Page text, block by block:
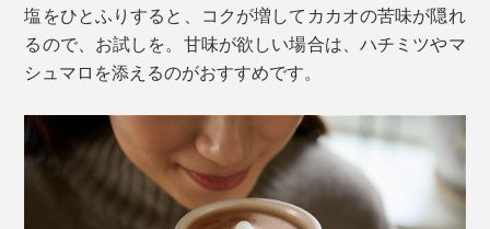
塩をひとふりすると、コクが増してカカオの苦味が隠れ
るので、お試しを。甘味が欲しい場合は、ハチミツやマ
シュマロを添えるのがおすすめです。